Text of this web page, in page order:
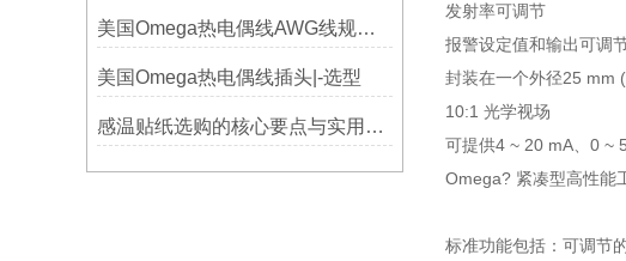
美国Omega热电偶线AWG线规对照表
美国Omega热电偶线插头|-选型
感温贴纸选购的核心要点与实用建议
发射率可调节
报警设定值和输出可调
封装在一个外径25 mm
10:1 光学视场
可提供4 ~ 20 mA、0 ~
Omega? 紧凑型高性能
标准功能包括：可调节